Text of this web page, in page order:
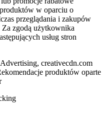
w oparciu o
przeglądania i zakupów
Za zgodą użytkownika
usług stron
creativecdn.com
produktów oparte